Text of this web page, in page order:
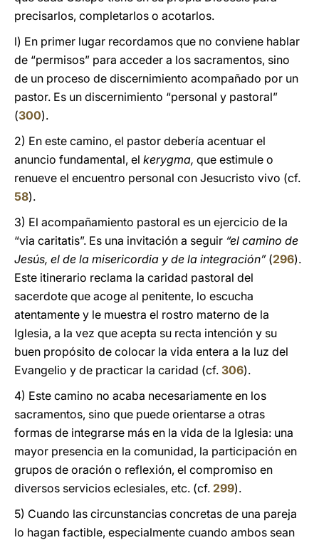
precisarlos, completarlos o acotarlos.
l) En primer lugar recordamos que no conviene hablar
de “permisos” para acceder a los sacramentos, sino
de un proceso de discernimiento acompañado por un
pastor. Es un discernimiento “personal y pastoral”
(300).
2) En este camino, el pastor debería acentuar el
anuncio fundamental, el kerygma, que estimule o
renueve el encuentro personal con Jesucristo vivo (cf.
58).
3) El acompañamiento pastoral es un ejercicio de la
“via caritatis”. Es una invitación a seguir “el camino de
Jesús, el de la misericordia y de la integración” (296).
Este itinerario reclama la caridad pastoral del
sacerdote que acoge al penitente, lo escucha
atentamente y le muestra el rostro materno de la
Iglesia, a la vez que acepta su recta intención y su
buen propósito de colocar la vida entera a la luz del
Evangelio y de practicar la caridad (cf. 306).
4) Este camino no acaba necesariamente en los
sacramentos, sino que puede orientarse a otras
formas de integrarse más en la vida de la Iglesia: una
mayor presencia en la comunidad, la participación en
grupos de oración o reflexión, el compromiso en
diversos servicios eclesiales, etc. (cf. 299).
5) Cuando las circunstancias concretas de una pareja
lo hagan factible, especialmente cuando ambos sean